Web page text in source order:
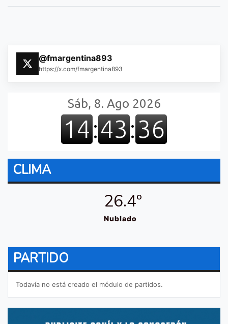
@fmargentina893
https://x.com/fmargentina893
CLIMA
26.4º
Nublado
PARTIDO
Todavía no está creado el módulo de partidos.